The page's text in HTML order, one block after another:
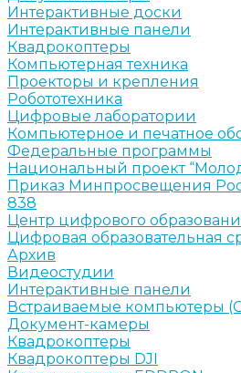
Интерактивные доски
Интерактивные панели
Квадрокоптеры
Компьютерная техника
Проекторы и крепления
Робототехника
Цифровые лаборатории
Компьютерное и печатное
Федеральные программы
Национальный проект
Приказ Минпросвещения
838
Центр цифрового
Цифровая образовательная
Архив
Видеостудии
Интерактивные панели
Встраиваемые компьютеры
Документ-камеры
Квадрокоптеры
Квадрокоптеры DJI